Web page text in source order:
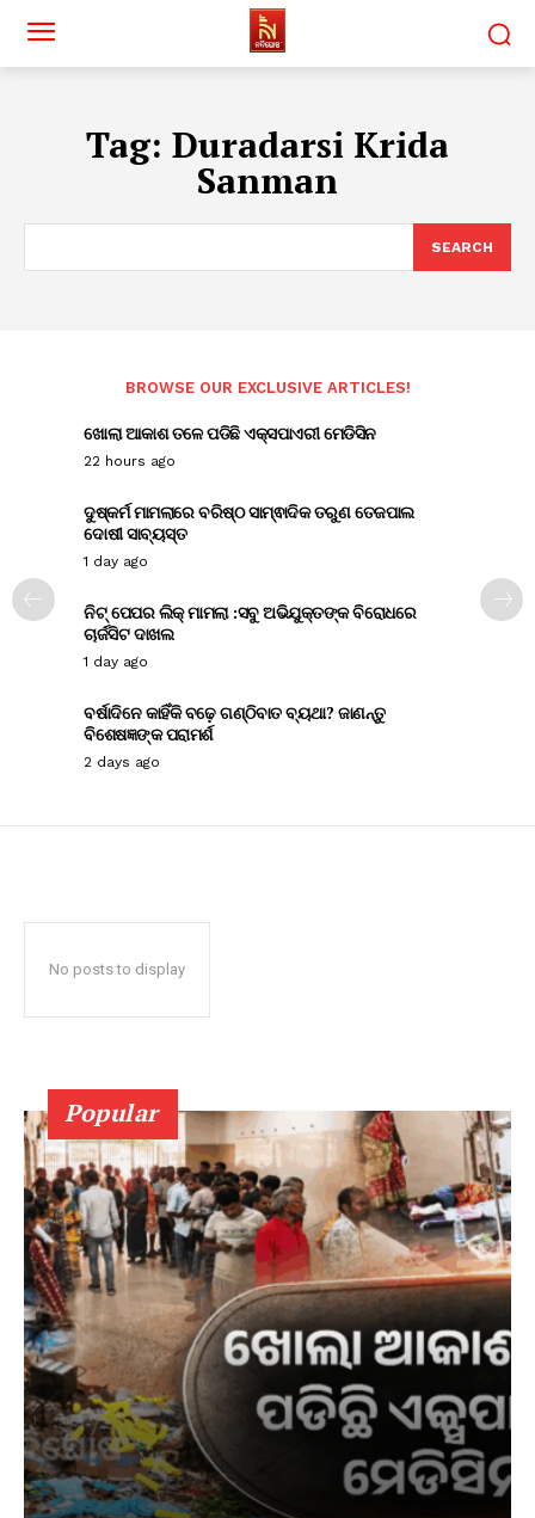
Tag: Duradarsi Krida
Sanman
SEARCH
BROWSE OUR EXCLUSIVE ARTICLES!
ଖୋଲା ଆକାଶ ତଳେ ପଡିଛି ଏକ୍ସପାଏରୀ ମେଡିସିନ
22 hours ago
ଦୁଷ୍କର୍ମ ମାମଲାରେ ବରିଷ୍ଠ ସାମ୍ଵାଦିକ ତରୁଣ ତେଜପାଲ
ଦୋଷୀ ସାବ୍ୟସ୍ତ
1 day ago
ନିଟ୍ ପେପର ଲିକ୍ ମାମଲା :ସବୁ ଅଭିଯୁକ୍ତଙ୍କ ବିରୋଧରେ
ଚାର୍ଜସିଟ ଦାଖଲ
1 day ago
ବର୍ଷାଦିନେ କାହିଁକି ବଢ଼େ ଗଣ୍ଠିବାତ ବ୍ୟଥା? ଜାଣନ୍ତୁ
ବିଶେଷଜ୍ଞଙ୍କ ପରାମର୍ଶ
2 days ago
No posts to display
Popular